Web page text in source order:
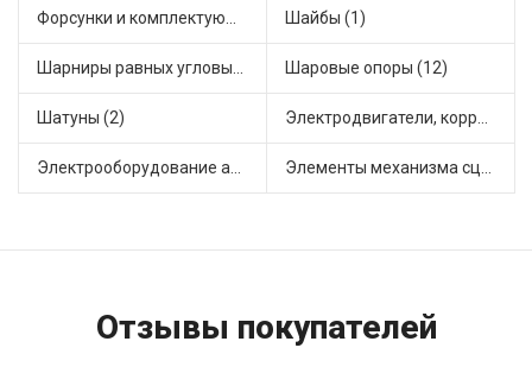
Форсунки и комплектующие (5) Шайбы (1)
Шарниры равных угловых скоростей, приводные валы (19) Шаровые опоры (12)
Шатуны (2) Электродвигатели, корректоры и приводы автомобильн (24)
Электрооборудование автомобилей (8) Элементы механизма сцепления (37)
Отзывы покупателей